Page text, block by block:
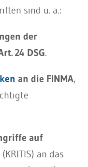
sind u. a.:
der
24 DSG.
an die FINMA,
auf
(KRITIS) an das